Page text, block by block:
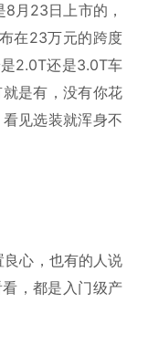
月23日上市的，
在23万元的跨度
2.0T还是3.0T车
是有，没有你花
见选装就浑身不
心，也有的人说
，都是入门级产